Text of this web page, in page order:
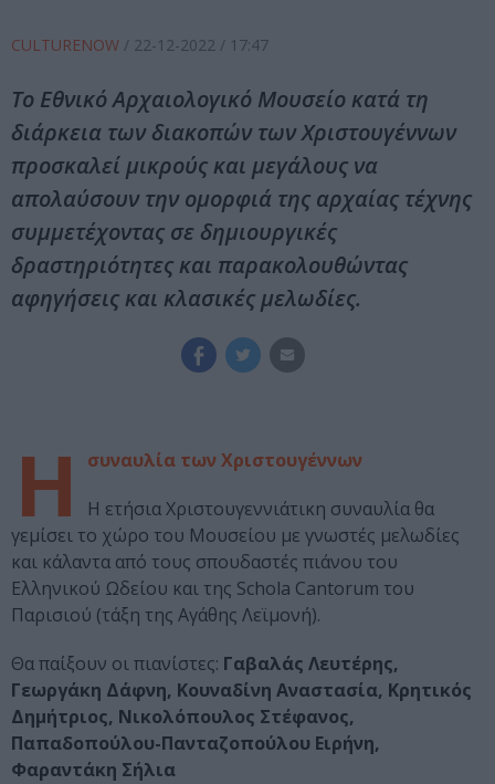
CULTURENOW / 22-12-2022 / 17:47
Το Εθνικό Αρχαιολογικό Μουσείο κατά τη
διάρκεια των διακοπών των Χριστουγέννων
προσκαλεί μικρούς και μεγάλους να
απολαύσουν την ομορφιά της αρχαίας τέχνης
συμμετέχοντας σε δημιουργικές
δραστηριότητες και παρακολουθώντας
αφηγήσεις και κλασικές μελωδίες.
Η
συναυλία των Χριστουγέννων
Η ετήσια Χριστουγεννιάτικη συναυλία θα
γεμίσει το χώρο του Μουσείου με γνωστές μελωδίες
και κάλαντα από τους σπουδαστές πιάνου του
Ελληνικού Ωδείου και της Schola Cantorum του
Παρισιού (τάξη της Αγάθης Λεϊμονή).
Θα παίξουν οι πιανίστες: Γαβαλάς Λευτέρης,
Γεωργάκη Δάφνη, Κουναδίνη Αναστασία, Κρητικός
Δημήτριος, Νικολόπουλος Στέφανος,
Παπαδοπούλου-Πανταζοπούλου Ειρήνη,
Φαραντάκη Σήλια